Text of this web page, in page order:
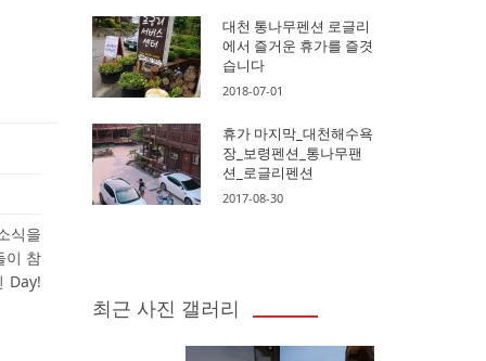
식을
이 참
Day!
대천 통나무펜션 로글리
에서 즐거운 휴가를 즐겻
습니다
2018-07-01
휴가 마지막_대천해수욕
장_보령펜션_통나무팬
션_로글리펜션
2017-08-30
최근 사진 갤러리